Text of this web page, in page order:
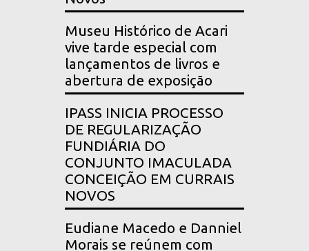
Museu Histórico de Acari
vive tarde especial com
lançamentos de livros e
abertura de exposição
IPASS INICIA PROCESSO
DE REGULARIZAÇÃO
FUNDIÁRIA DO
CONJUNTO IMACULADA
CONCEIÇÃO EM CURRAIS
NOVOS
Eudiane Macedo e Danniel
Morais se reúnem com